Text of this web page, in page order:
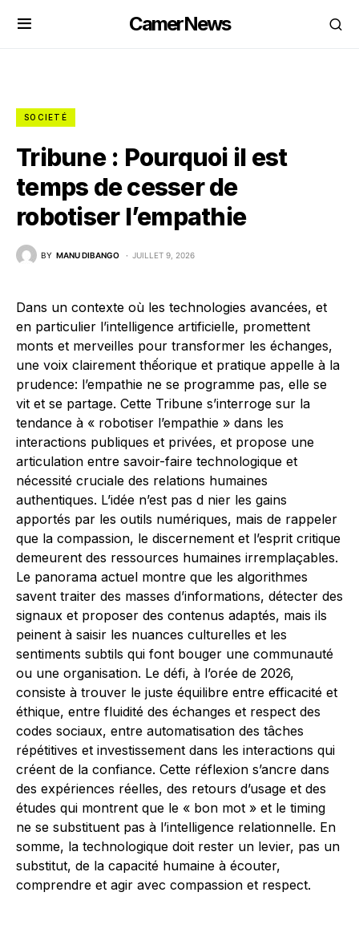
CamerNews
SOCIETÉ
Tribune : Pourquoi il est
temps de cesser de
robotiser l’empathie
BY MANU DIBANGO JUILLET 9, 2026
Dans un contexte où les technologies avancées, et
en particulier l’intelligence artificielle, promettent
monts et merveilles pour transformer les échanges,
une voix clairement thếorique et pratique appelle à la
prudence: l’empathie ne se programme pas, elle se
vit et se partage. Cette Tribune s’interroge sur la
tendance à « robotiser l’empathie » dans les
interactions publiques et privées, et propose une
articulation entre savoir-faire technologique et
nécessité cruciale des relations humaines
authentiques. L’idée n’est pas d nier les gains
apportés par les outils numériques, mais de rappeler
que la compassion, le discernement et l’esprit critique
demeurent des ressources humaines irremplaçables.
Le panorama actuel montre que les algorithmes
savent traiter des masses d’informations, détecter des
signaux et proposer des contenus adaptés, mais ils
peinent à saisir les nuances culturelles et les
sentiments subtils qui font bouger une communauté
ou une organisation. Le défi, à l’orée de 2026,
consiste à trouver le juste équilibre entre efficacité et
éthique, entre fluidité des échanges et respect des
codes sociaux, entre automatisation des tâches
répétitives et investissement dans les interactions qui
créent de la confiance. Cette réflexion s’ancre dans
des expériences réelles, des retours d’usage et des
études qui montrent que le « bon mot » et le timing
ne se substituent pas à l’intelligence relationnelle. En
somme, la technologique doit rester un levier, pas un
substitut, de la capacité humaine à écouter,
comprendre et agir avec compassion et respect.